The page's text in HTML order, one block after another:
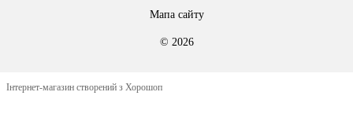
Мапа сайту
© 2026
Інтернет-магазин створений з Хорошоп